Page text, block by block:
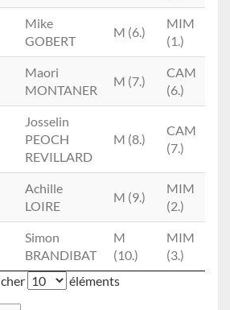
Mike
GOBERT
M (6.)
MIM
(1.)
Maori
MONTANER
M (7.)
CAM
(6.)
Josselin
PEOCH
REVILLARD
M (8.)
CAM
(7.)
Achille
LOIRE
M (9.)
MIM
(2.)
Simon
BRANDIBAT
M
(10.)
MIM
(3.)
éléments